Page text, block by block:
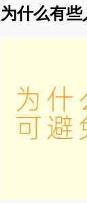
为什么有